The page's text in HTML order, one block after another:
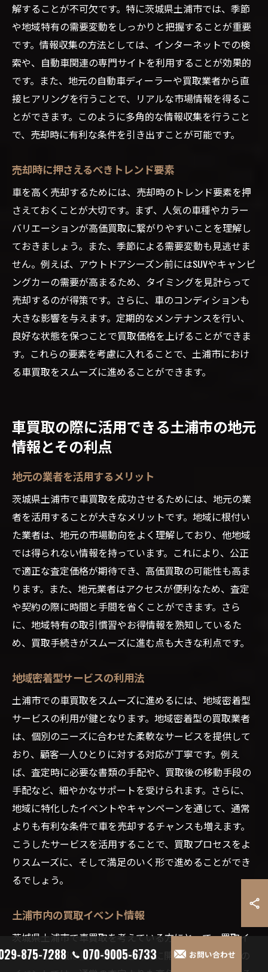
解することが不可欠です。特に茨城県土浦市では、季節
や地域特有の需要変動をしっかりと把握することが重要
です。情報収集の方法としては、インターネットでの検
索や、自動車関連の専門サイトを利用することが効果的
です。また、地元の自動車ディーラーや買取業者から直
接ヒアリングを行うことで、リアルな市場情報を得るこ
とができます。このように多角的な情報収集を行うこと
で、売却時に有利な条件を引き出すことが可能です。
売却時に押さえるべきトレンド要素
車を高く売却するためには、売却時のトレンド要素を押
さえておくことが大切です。まず、人気の車種やカラー
バリエーションが高価買取に繋がりやすいことを理解し
ておきましょう。また、季節による需要変動も見逃せま
せん。例えば、アウトドアシーズン前にはSUVやキャンピ
ングカーの需要が高まるため、タイミングを見計らって
売却するのが得策です。さらに、車のコンディションも
大きな影響を与えます。定期的なメンテナンスを行い、
良好な状態を保つことで買取価格を上げることができま
す。これらの要素を考慮に入れることで、土浦市におけ
る車買取をスムーズに進めることができます。
車買取の際に活用できる土浦市の地元
情報とその利点
地元の業者を活用するメリット
茨城県土浦市で車買取を成功させるためには、地元の業
者を活用することが大きなメリットです。地域に根付い
た業者は、地元の市場動向をよく理解しており、他地域
では得られない情報を持っています。これにより、公正
で適正な査定価格が期待でき、高価買取の可能性も高ま
ります。また、地元業者はアクセスが便利なため、査定
や契約の際に時間と手間を省くことができます。さら
に、地域特有の取引慣習やお得情報を熟知しているた
め、買取手続きがスムーズに進む点も大きな利点です。
地域密着型サービスの利用法
土浦市での車買取をスムーズに進めるには、地域密着型
サービスの利用が鍵となります。地域密着型の買取業者
は、個別のニーズに合わせた柔軟なサービスを提供して
おり、顧客一人ひとりに対する対応が丁寧です。例え
ば、査定時に必要な書類の手配や、買取後の移動手段の
手配など、細やかなサポートを受けられます。さらに、
地域に特化したイベントやキャンペーンを通じて、通常
よりも有利な条件で車を売却するチャンスも増えます。
こうしたサービスを活用することで、買取プロセスをよ
りスムーズに、そして満足のいく形で進めることができ
るでしょう。
土浦市内の買取イベント情報
茨城県土浦市で車買取を考えている方にとって、買取イ
ベントの情報は重要です。定期的に開催されるこれらの
875-7288 070-9005-6733 お問い合わせ